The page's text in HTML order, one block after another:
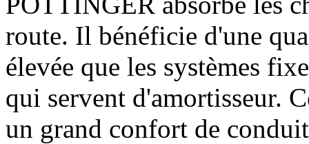
route. Il bénéficie d'une
élevée que les systèmes
qui servent d'amortisseur.
un grand confort de